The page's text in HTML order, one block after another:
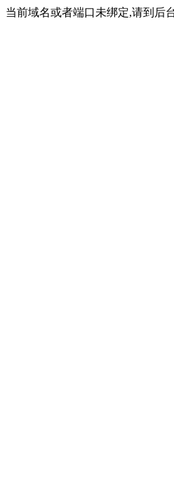
当前域名或者端口未绑定,请到后